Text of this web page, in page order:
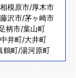
相模原市/厚木市
藤沢市/茅ヶ崎市
柄市/葉山町
中井町/大井町
鶴町/湯河原町